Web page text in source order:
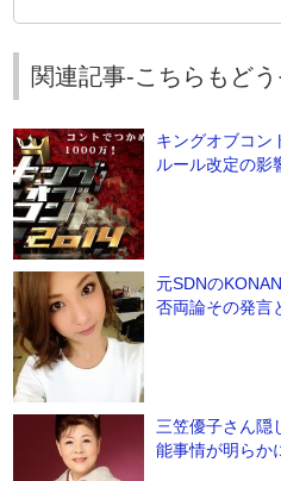
関連記事-こちらもど
キングオブコン
ルール改定の影
元SDNの
否両論その発言
三笠優子さん隠
能事情が明らか